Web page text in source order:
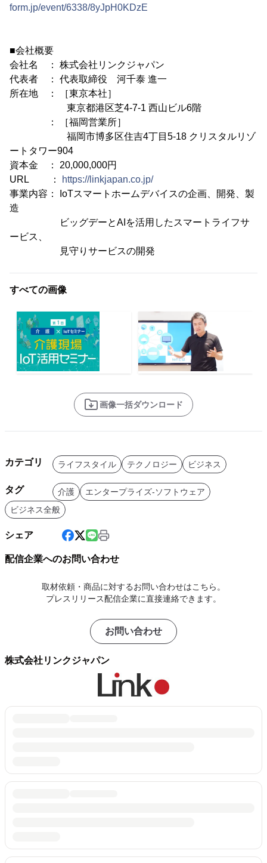
form.jp/event/6338/8yJpH0KDzE
■会社概要
会社名 ： 株式会社リンクジャパン
代表者 ： 代表取締役 河千泰 進一
所在地 ： ［東京本社］
東京都港区芝4-7-1 西山ビル6階
： ［福岡営業所］
福岡市博多区住吉4丁目5-18 クリスタルリゾ
ートタワー904
資本金 ： 20,000,000円
URL ：
https://linkjapan.co.jp/
事業内容： IoTスマートホームデバイスの企画、開発、製
造
ビッグデーとAIを活用したスマートライフサ
ービス、
見守りサービスの開発
すべての画像
画像一括ダウンロード
カテゴリ ライフスタイル テクノロジー ビジネス
タグ 介護
エンタープライズ-ソフトウェア
ビジネス全般
シェア
配信企業へのお問い合わせ
取材依頼・商品に対するお問い合わせはこちら。
プレスリリース配信企業に直接連絡できます。
お問い合わせ
株式会社リンクジャパン